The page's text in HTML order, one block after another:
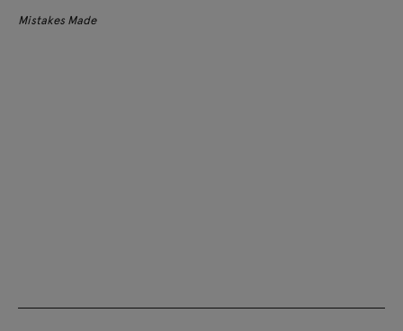
Mistakes Made